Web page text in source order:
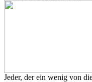
Jeder, der ein wenig von